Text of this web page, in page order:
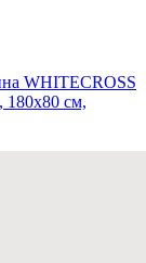
WHITECROSS
180x80 см,